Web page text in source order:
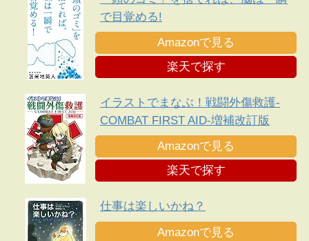
で目覚める!
Amazonで見る
楽天で探す
イラストでまなぶ！戦闘外傷救護-
COMBAT FIRST AID-増補改訂版
Amazonで見る
楽天で探す
仕事は楽しいかね？
Amazonで見る